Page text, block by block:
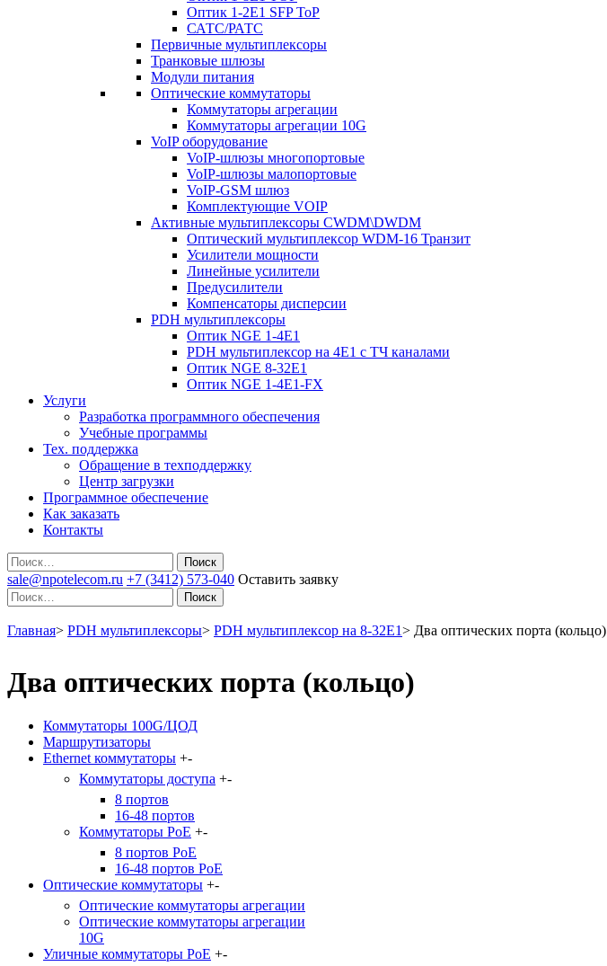
Оптик 1-2E1 SFP ToP
САТС/РАТС
Первичные мультиплексоры
Транковые шлюзы
Модули питания
Оптические коммутаторы
Коммутаторы агрегации
Коммутаторы агрегации 10G
VoIP оборудование
VoIP-шлюзы многопортовые
VoIP-шлюзы малопортовые
VoIP-GSM шлюз
Комплектующие VOIP
Активные мультиплексоры CWDM\DWDM
Оптический мультиплексор WDM-16 Транзит
Усилители мощности
Линейные усилители
Предусилители
Компенсаторы дисперсии
PDH мультиплексоры
Оптик NGE 1-4E1
PDH мультиплексор на 4Е1 с ТЧ каналами
Оптик NGE 8-32E1
Оптик NGE 1-4E1-FX
Услуги
Разработка программного обеспечения
Учебные программы
Тех. поддержка
Обращение в техподдержку
Центр загрузки
Программное обеспечение
Как заказать
Контакты
Поиск
sale@npotelecom.ru +7 (3412) 573-040 Оставить заявку
Поиск
Главная> PDH мультиплексоры> PDH мультиплексор на 8-32Е1> Два оптических порта (кольцо)
Два оптических порта (кольцо)
Коммутаторы 100G/ЦОД
Маршрутизаторы
Ethernet коммутаторы +-
Коммутаторы доступа +-
8 портов
16-48 портов
Коммутаторы PoE +-
8 портов PoE
16-48 портов PoE
Оптические коммутаторы +-
Оптические коммутаторы агрегации
Оптические коммутаторы агрегации
10G
Уличные коммутаторы PoE +-